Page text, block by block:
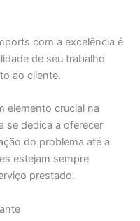
com a excelência é
de seu trabalho
ao cliente.
elemento crucial na
se dedica a oferecer
do problema até a
estejam sempre
prestado.